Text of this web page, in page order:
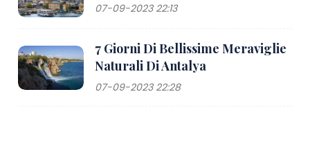
07-09-2023 22:13
7 Giorni Di Bellissime Meraviglie
Naturali Di Antalya
07-09-2023 22:28